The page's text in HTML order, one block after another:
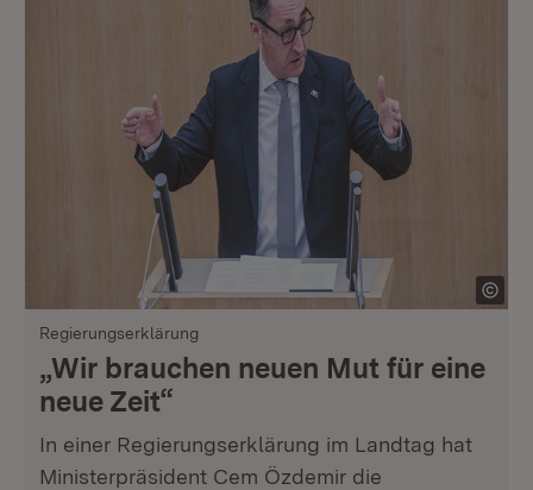
Regierungserklärung
„Wir brauchen neuen Mut für eine
neue Zeit“
In einer Regierungserklärung im Landtag hat
Ministerpräsident Cem Özdemir die